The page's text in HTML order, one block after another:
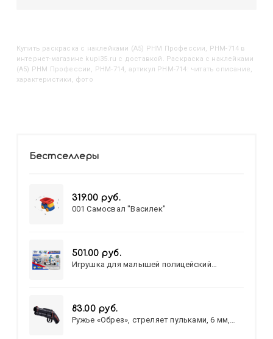
Купить Раскраска с наклейками (А5) РНМ Профессии, РНМ-714 в
интернет-магазине kupi35.ru с доставкой. Раскраска с наклейками
(А5) РНМ Профессии, РНМ-714, артикул РНМ-714: читать описание,
характеристики, фото
Бестселлеры
319.00 руб.
001 Самосвал "Василек"
501.00 руб.
Игрушка для малышей полицейский
83.00 руб.
Ружье «Обрез», стреляет пульками, 6 мм,